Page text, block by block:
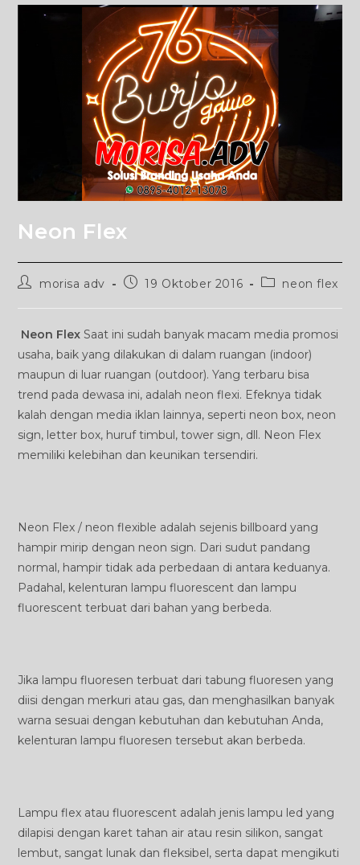
Neon Flex
Postmorisa adv
Post19 Oktober 2016
Postneon flex
Neon Flex Saat ini sudah banyak macam media promosi
usaha, baik yang dilakukan di dalam ruangan (indoor)
maupun di luar ruangan (outdoor). Yang terbaru bisa
trend pada dewasa ini, adalah neon flexi. Efeknya tidak
kalah dengan media iklan lainnya, seperti neon box, neon
sign, letter box, huruf timbul, tower sign, dll. Neon Flex
memiliki kelebihan dan keunikan tersendiri.
Neon Flex / neon flexible adalah sejenis billboard yang
hampir mirip dengan neon sign. Dari sudut pandang
normal, hampir tidak ada perbedaan di antara keduanya.
Padahal, kelenturan lampu fluorescent dan lampu
fluorescent terbuat dari bahan yang berbeda.
Jika lampu fluoresen terbuat dari tabung fluoresen yang
diisi dengan merkuri atau gas, dan menghasilkan banyak
warna sesuai dengan kebutuhan dan kebutuhan Anda,
kelenturan lampu fluoresen tersebut akan berbeda.
Lampu flex atau fluorescent adalah jenis lampu led yang
dilapisi dengan karet tahan air atau resin silikon, sangat
lembut, sangat lunak dan fleksibel, serta dapat mengikuti